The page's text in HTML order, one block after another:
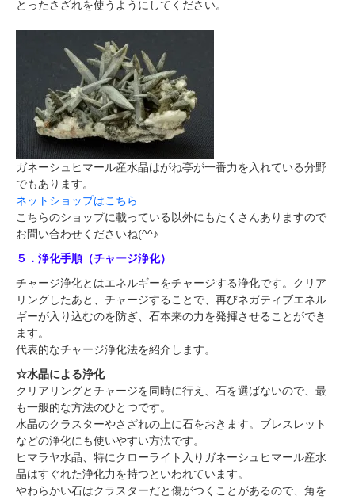
とったさざれを使うようにしてください。
ガネーシュヒマール産水晶はがね亭が一番力を入れている分野
でもあります。
ネットショップはこちら
こちらのショップに載っている以外にもたくさんありますので
お問い合わせくださいね(^^♪
５．浄化手順（チャージ浄化）
チャージ浄化とはエネルギーをチャージする浄化です。クリア
リングしたあと、チャージすることで、再びネガティブエネル
ギーが入り込むのを防ぎ、石本来の力を発揮させることができ
ます。
代表的なチャージ浄化法を紹介します。
☆水晶による浄化
クリアリングとチャージを同時に行え、石を選ばないので、最
も一般的な方法のひとつです。
水晶のクラスターやさざれの上に石をおきます。ブレスレット
などの浄化にも使いやすい方法です。
ヒマラヤ水晶、特にクローライト入りガネーシュヒマール産水
晶はすぐれた浄化力を持つといわれています。
やわらかい石はクラスターだと傷がつくことがあるので、角を